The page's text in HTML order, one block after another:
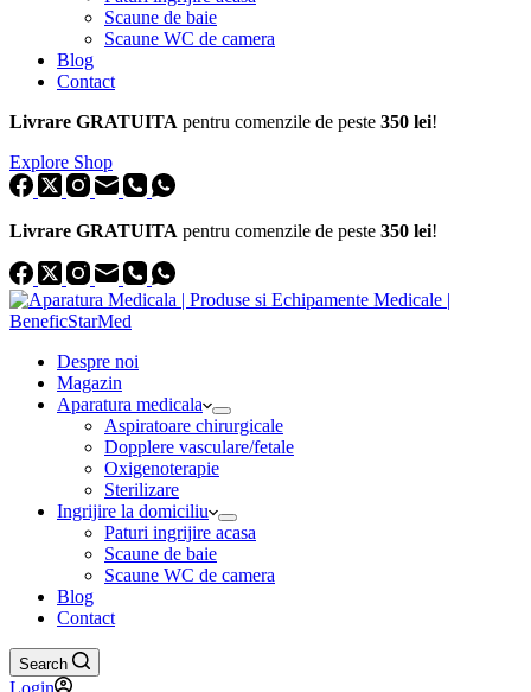
Scaune de baie
Scaune WC de camera
Blog
Contact
Livrare GRATUITA pentru comenzile de peste 350 lei!
Explore Shop
Livrare GRATUITA pentru comenzile de peste 350 lei!
Despre noi
Magazin
Aparatura medicala
Aspiratoare chirurgicale
Dopplere vasculare/fetale
Oxigenoterapie
Sterilizare
Ingrijire la domiciliu
Paturi ingrijire acasa
Scaune de baie
Scaune WC de camera
Blog
Contact
Search
Login